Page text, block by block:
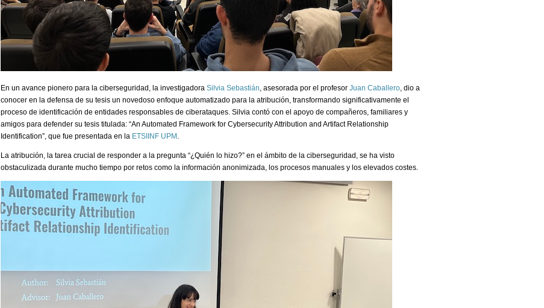
En un avance pionero para la ciberseguridad, la investigadora Silvia Sebastián, asesorada por el profesor Juan Caballero, dio a
conocer en la defensa de su tesis un novedoso enfoque automatizado para la atribución, transformando significativamente el
proceso de identificación de entidades responsables de ciberataques. Silvia contó con el apoyo de compañeros, familiares y
amigos para defender su tesis titulada: “An Automated Framework for Cybersecurity Attribution and Artifact Relationship
Identification”, que fue presentada en la ETSIINF UPM .
La atribución, la tarea crucial de responder a la pregunta “¿Quién lo hizo?” en el ámbito de la ciberseguridad, se ha visto
obstaculizada durante mucho tiempo por retos como la información anonimizada, los procesos manuales y los elevados costes.